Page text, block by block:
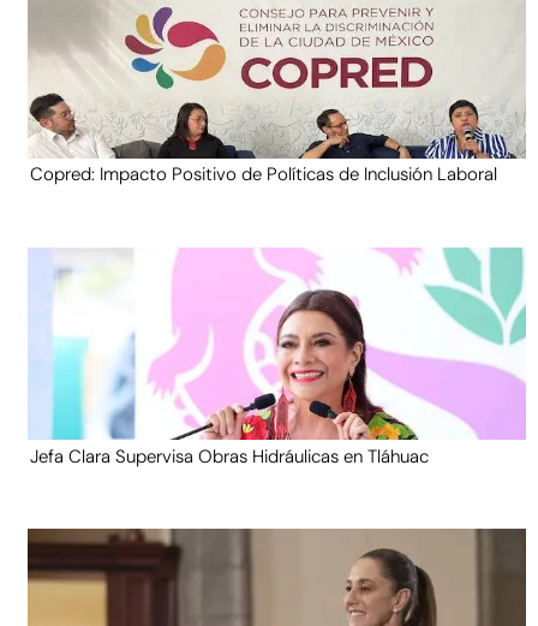
Copred: Impacto Positivo de Políticas de Inclusión Laboral
Jefa Clara Supervisa Obras Hidráulicas en Tláhuac